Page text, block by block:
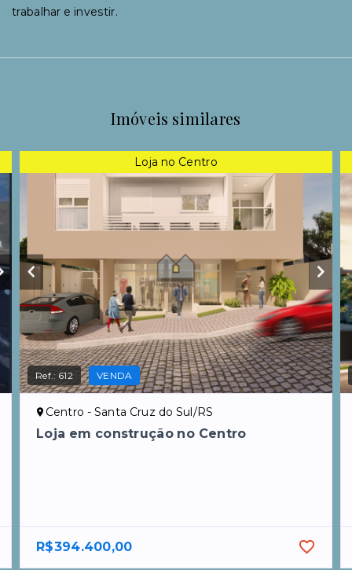
trabalhar e investir.
Imóveis similares
Loja no Centro
Ref.: 612 VENDA
Centro - Santa Cruz do Sul/RS
Loja em construção no Centro
R$394.400,00